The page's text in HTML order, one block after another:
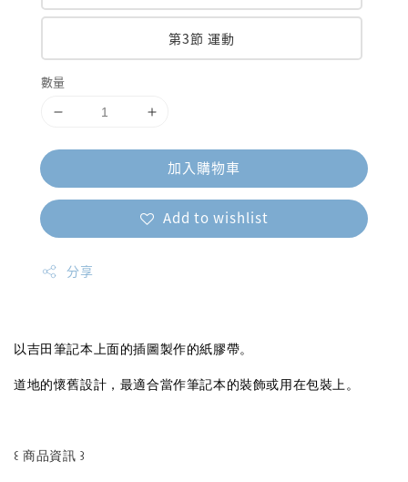
第3節 運動
數量
加入購物車
Add to wishlist
分享
以吉田筆記本上面的插圖製作的紙膠帶。
道地的懷舊設計，最適合當作筆記本的裝飾或用在包裝上。
꒰ 商品資訊 ꒱